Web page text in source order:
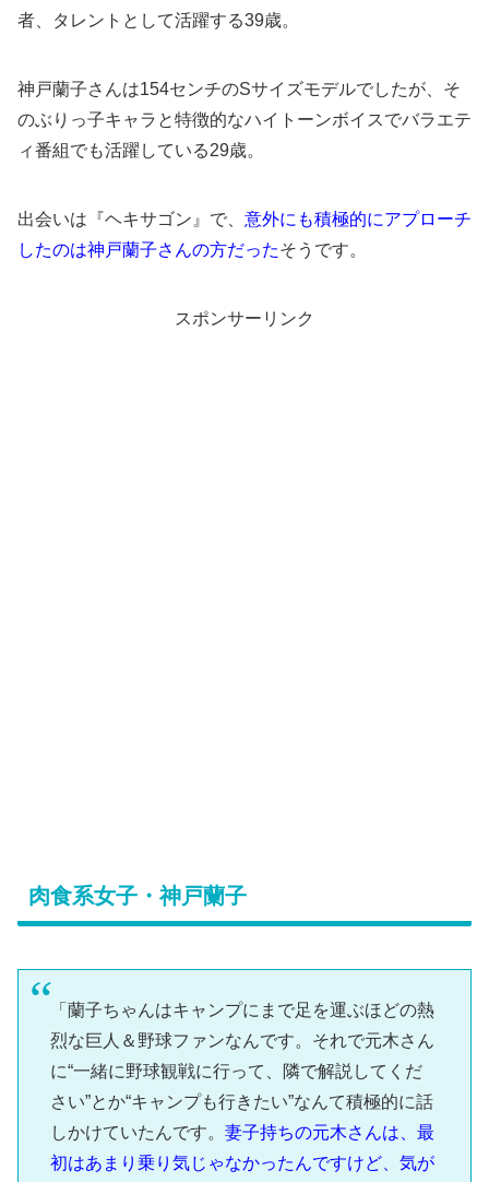
者、タレントとして活躍する39歳。
神戸蘭子さんは154センチのSサイズモデルでしたが、そ
のぶりっ子キャラと特徴的なハイトーンボイスでバラエテ
ィ番組でも活躍している29歳。
出会いは『ヘキサゴン』で、 意外にも積極的にアプローチ
したのは神戸蘭子さんの方だったそうです。
スポンサーリンク
肉食系女子・神戸蘭子
「蘭子ちゃんはキャンプにまで足を運ぶほどの熱
烈な巨人＆野球ファンなんです。それで元木さん
に“一緒に野球観戦に行って、隣で解説してくだ
さい”とか“キャンプも行きたい”なんて積極的に話
しかけていたんです。 妻子持ちの元木さんは、最
初はあまり乗り気じゃなかったんですけど、気が